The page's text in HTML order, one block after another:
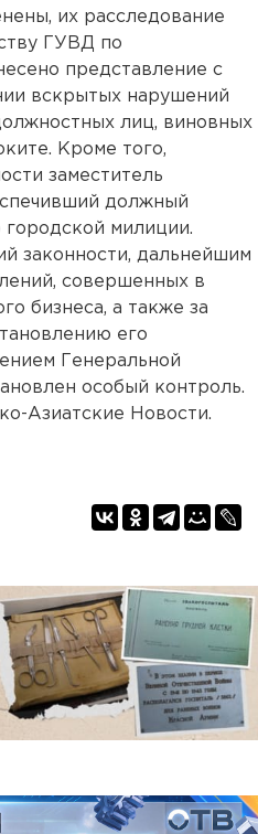
их расследование
ГУВД по
представление с
вскрытых нарушений
лиц, виновных
Кроме того,
заместитель
должный
городской милиции.
законности, дальнейшим
совершенных в
бизнеса, а также за
его
Генеральной
особый контроль.
Азиатские Новости.